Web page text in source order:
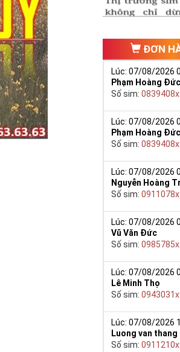
ĐƠN
Lúc: 07/08/2026
Phạm Hoàng
Số sim:
Lúc: 07/08/2026
Phạm Hoàng
Số sim:
Lúc: 07/08/2026
Nguyễn Hoàng
Số sim:
Lúc: 07/08/2026
Vũ Văn Đức
Số sim:
Lúc: 07/08/2026
Lê Minh Thọ
Số sim:
Lúc: 07/08/2026
Luong van thang
Số sim: